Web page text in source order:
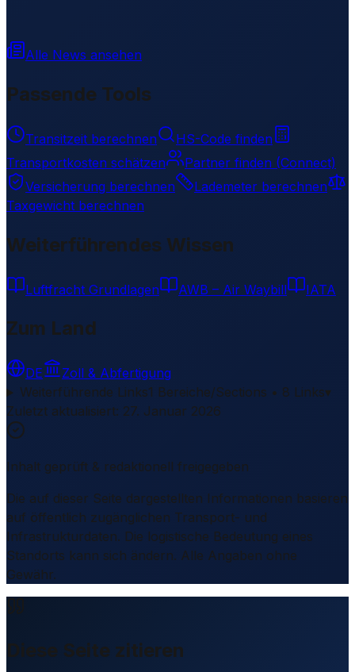
Alle News ansehen
Passende Tools
Transitzeit berechnen
HS-Code finden
Transportkosten schätzen
Partner finden (Connect)
Versicherung berechnen
Lademeter berechnen
Taxgewicht berechnen
Weiterführendes Wissen
Luftfracht Grundlagen AWB – Air Waybill IATA
Zum Land
DE
Zoll & Abfertigung
Weiterführende Links1 Bereiche/Sections • 8 Links▾
Zuletzt aktualisiert: 27. Januar 2026
Inhalt geprüft & redaktionell freigegeben
Die auf dieser Seite dargestellten Informationen basieren
auf öffentlich zugänglichen Transport- und
Infrastrukturdaten. Die logistische Bedeutung eines
Standorts kann sich ändern. Alle Angaben ohne
Gewähr.
Diese Seite zitieren